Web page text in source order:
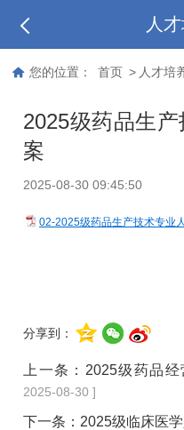
人
您的位置： 首页 > 人才培
2025级药品生
案
2025-08-30 09:45:50
02-2025级药品生产技术专业
分享到：
上一条： 2025级药品
2025-08-30 ]
下一条： 2025级临床医